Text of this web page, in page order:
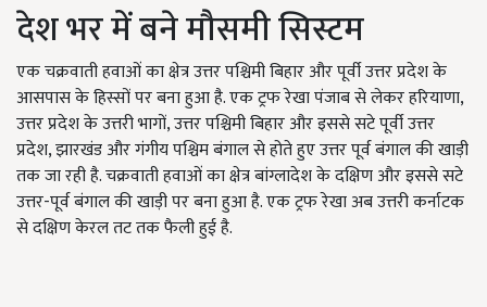
देश भर में बने मौसमी सिस्टम
एक चक्रवाती हवाओं का क्षेत्र उत्तर पश्चिमी बिहार और पूर्वी उत्तर प्रदेश के
आसपास के हिस्सों पर बना हुआ है. एक ट्रफ रेखा पंजाब से लेकर हरियाणा,
उत्तर प्रदेश के उत्तरी भागों, उत्तर पश्चिमी बिहार और इससे सटे पूर्वी उत्तर
प्रदेश, झारखंड और गंगीय पश्चिम बंगाल से होते हुए उत्तर पूर्व बंगाल की खाड़ी
तक जा रही है. चक्रवाती हवाओं का क्षेत्र बांग्लादेश के दक्षिण और इससे सटे
उत्तर-पूर्व बंगाल की खाड़ी पर बना हुआ है. एक ट्रफ रेखा अब उत्तरी कर्नाटक
से दक्षिण केरल तट तक फैली हुई है.